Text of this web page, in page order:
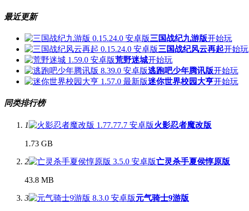
最近更新
三国战纪九游版开始玩
三国战纪风云再起开始玩
荒野迷城开始玩
逃跑吧少年腾讯版开始玩
迷你世界校园大亨开始玩
同类排行榜
1 火影忍者魔改版
1.73 GB
2 亡灵杀手夏侯惇原版
43.8 MB
3 元气骑士9游版